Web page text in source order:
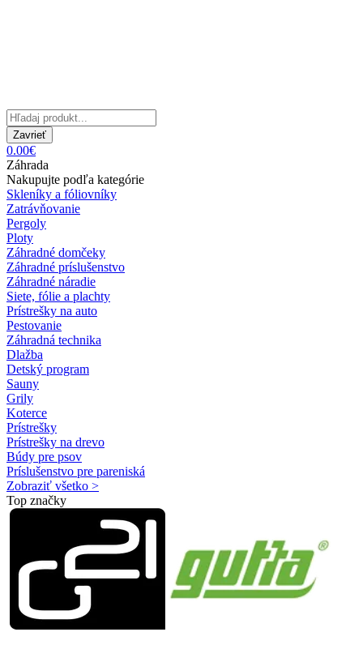
Zavrieť
0.00€
Záhrada
Nakupujte podľa kategórie
Skleníky a fóliovníky
Zatrávňovanie
Pergoly
Ploty
Záhradné domčeky
Záhradné príslušenstvo
Záhradné náradie
Siete, fólie a plachty
Prístrešky na auto
Pestovanie
Záhradná technika
Dlažba
Detský program
Sauny
Grily
Koterce
Prístrešky
Prístrešky na drevo
Búdy pre psov
Príslušenstvo pre pareniská
Zobraziť všetko >
Top značky